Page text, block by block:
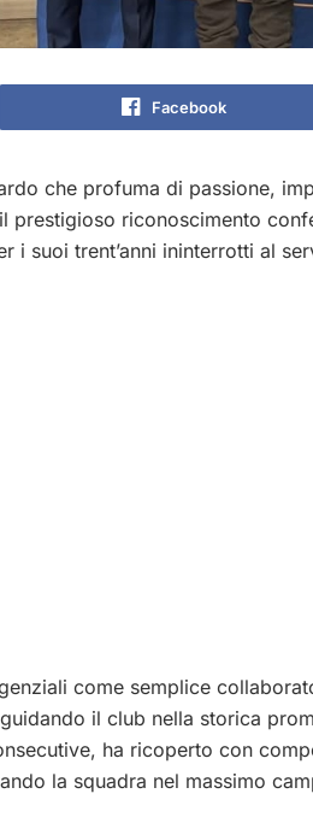
Facebook
che profuma di passione,
prestigioso riconoscimento
i suoi trent’anni ininterrotti al
come semplice
il club nella storica
ha ricoperto con
la squadra nel massimo